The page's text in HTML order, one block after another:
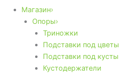
Магазин›
Опоры›
Триножки
Подставки под цветы
Подставки под кусты
Кустодержатели